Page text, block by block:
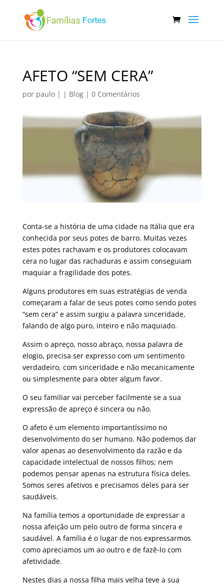
AFETO “SEM CERA”
por paulo| | Blog| 0 Comentários
Conta-se a história de uma cidade na Itália que era
conhecida por seus potes de barro. Muitas vezes
estes potes rachavam e os produtores colocavam
cera no lugar das rachaduras e assim conseguiam
maquiar a fragilidade dos potes.
Alguns produtores em suas estratégias de venda
começaram a falar de seus potes como sendo potes
“sem cera” e assim surgiu a palavra sinceridade,
falando de algo puro, inteiro e não maquiado.
Assim o apreço, nosso abraço, nossa palavra de
elogio, precisa ser expresso com um sentimento
verdadeiro, com sinceridade e não mecanicamente
ou simplesmente para obter algum favor.
O seu familiar vai perceber facilmente se a sua
expressão de apreço é sincera ou não.
O afeto é um elemento importantíssimo no
desenvolvimento do ser humano. Não podemos dar
valor apenas ao desenvolvimento da razão e da
capacidade intelectual de nossos filhos; nem
podemos pensar apenas na estrutura física deles.
Somos seres afetivos e precisamos deles para ser
saudáveis.
Na família temos a oportunidade de expressar a
nossa afeição um pelo outro de forma sincera e
saudável. A família é o lugar de nos expressarmos
como apreciamos um ao outro e de fazê-lo com
afetividade.
Nestes dias a nossa filha mais velha teve a sua